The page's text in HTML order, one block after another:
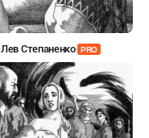
Лев Степаненко PRO